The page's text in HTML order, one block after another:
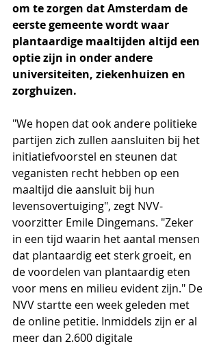
om te zorgen dat Amsterdam de
eerste gemeente wordt waar
plantaardige maaltijden altijd een
optie zijn in onder andere
universiteiten, ziekenhuizen en
zorghuizen.
"We hopen dat ook andere politieke
partijen zich zullen aansluiten bij het
initiatiefvoorstel en steunen dat
veganisten recht hebben op een
maaltijd die aansluit bij hun
levensovertuiging", zegt NVV-
voorzitter Emile Dingemans. "Zeker
in een tijd waarin het aantal mensen
dat plantaardig eet sterk groeit, en
de voordelen van plantaardig eten
voor mens en milieu evident zijn." De
NVV startte een week geleden met
de online petitie. Inmiddels zijn er al
meer dan 2.600 digitale